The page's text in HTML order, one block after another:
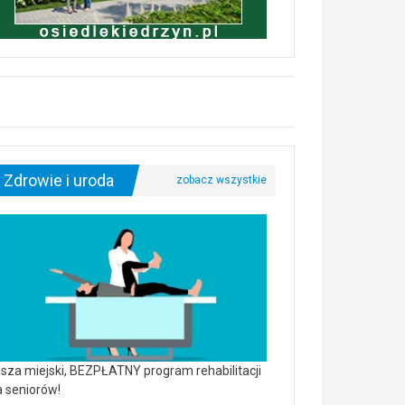
Zdrowie i uroda
miejski, BEZPŁATNY program rehabilitacji
seniorów!